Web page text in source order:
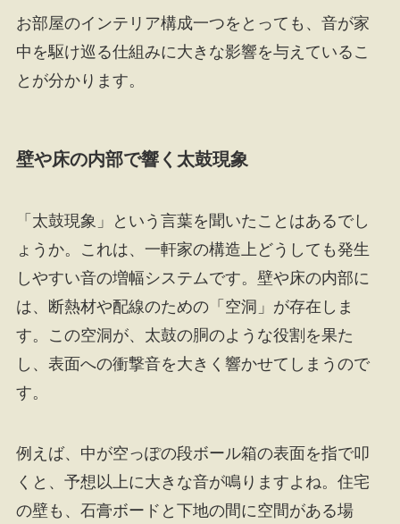
お部屋のインテリア構成一つをとっても、音が家
中を駆け巡る仕組みに大きな影響を与えているこ
とが分かります。
壁や床の内部で響く太鼓現象
「太鼓現象」という言葉を聞いたことはあるでし
ょうか。これは、一軒家の構造上どうしても発生
しやすい音の増幅システムです。壁や床の内部に
は、断熱材や配線のための「空洞」が存在しま
す。この空洞が、太鼓の胴のような役割を果た
し、表面への衝撃音を大きく響かせてしまうので
す。
例えば、中が空っぽの段ボール箱の表面を指で叩
くと、予想以上に大きな音が鳴りますよね。住宅
の壁も、石膏ボードと下地の間に空間がある場